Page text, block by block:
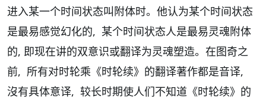
进入某一个时间状态叫附体时。他认为某个时间状态
是最易感觉幻化的, 某个时间状态人是最易灵魂附体
的, 即现在讲的双意识或翻译为灵魂塑造。在图奇之
前, 所有对时轮乘《时轮续》的翻译著作都是音译,
沒有具体意译, 较长时期使人们不知道《时轮续》的